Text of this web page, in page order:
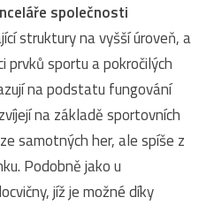
společnosti
struktury na vyšší úroveň, a
prvků sportu a pokročilých
na podstatu fungování
na základě sportovních
samotných her, ale spíše z
Podobně jako u
jíž je možné díky